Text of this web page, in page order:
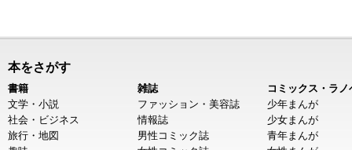
本をさがす
書籍
文学・小説
社会・ビジネス
旅行・地図
雑誌
ファッション・美容誌
情報誌
男性コミック誌
コミックス・ラノ
少年まんが
少女まんが
青年まんが